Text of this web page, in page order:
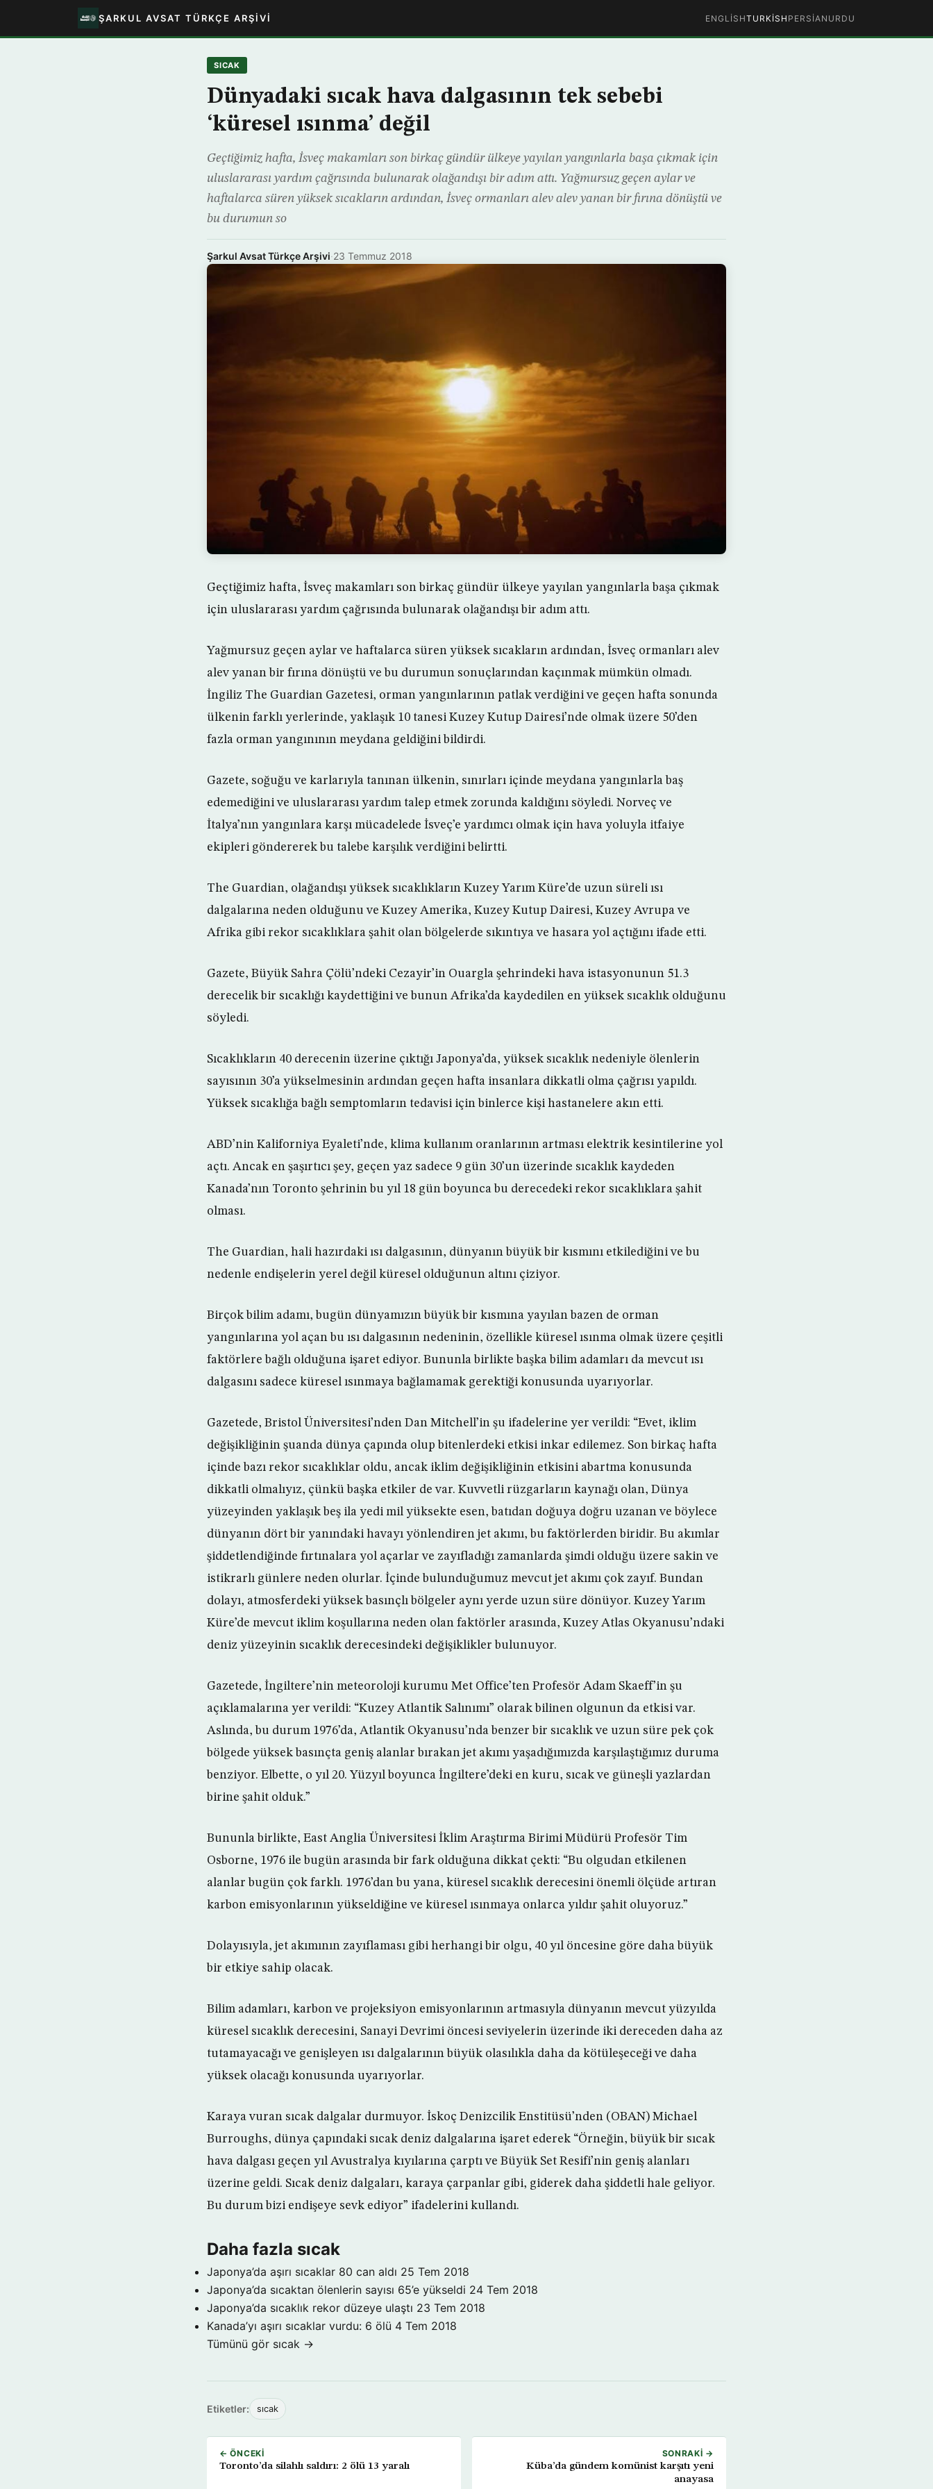
ŞARKUL AVSAT TÜRKÇE ARŞIVI ENGLISHTURKISH PERSIAN URDU
SICAK
Dünyadaki sıcak hava dalgasının tek sebebi
‘küresel ısınma’ değil
Geçtiğimiz hafta, İsveç makamları son birkaç gündür ülkeye yayılan yangınlarla başa çıkmak için
uluslararası yardım çağrısında bulunarak olağandışı bir adım attı. Yağmursuz geçen aylar ve
haftalarca süren yüksek sıcakların ardından, İsveç ormanları alev alev yanan bir fırına dönüştü ve
bu durumun so
Şarkul Avsat Türkçe Arşivi·23 Temmuz 2018
Geçtiğimiz hafta, İsveç makamları son birkaç gündür ülkeye yayılan yangınlarla başa çıkmak
için uluslararası yardım çağrısında bulunarak olağandışı bir adım attı.
Yağmursuz geçen aylar ve haftalarca süren yüksek sıcakların ardından, İsveç ormanları alev
alev yanan bir fırına dönüştü ve bu durumun sonuçlarından kaçınmak mümkün olmadı.
İngiliz The Guardian Gazetesi, orman yangınlarının patlak verdiğini ve geçen hafta sonunda
ülkenin farklı yerlerinde, yaklaşık 10 tanesi Kuzey Kutup Dairesi’nde olmak üzere 50’den
fazla orman yangınının meydana geldiğini bildirdi.
Gazete, soğuğu ve karlarıyla tanınan ülkenin, sınırları içinde meydana yangınlarla baş
edemediğini ve uluslararası yardım talep etmek zorunda kaldığını söyledi. Norveç ve
İtalya’nın yangınlara karşı mücadelede İsveç’e yardımcı olmak için hava yoluyla itfaiye
ekipleri göndererek bu talebe karşılık verdiğini belirtti.
The Guardian, olağandışı yüksek sıcaklıkların Kuzey Yarım Küre’de uzun süreli ısı
dalgalarına neden olduğunu ve Kuzey Amerika, Kuzey Kutup Dairesi, Kuzey Avrupa ve
Afrika gibi rekor sıcaklıklara şahit olan bölgelerde sıkıntıya ve hasara yol açtığını ifade etti.
Gazete, Büyük Sahra Çölü’ndeki Cezayir’in Ouargla şehrindeki hava istasyonunun 51.3
derecelik bir sıcaklığı kaydettiğini ve bunun Afrika’da kaydedilen en yüksek sıcaklık olduğunu
söyledi.
Sıcaklıkların 40 derecenin üzerine çıktığı Japonya’da, yüksek sıcaklık nedeniyle ölenlerin
sayısının 30’a yükselmesinin ardından geçen hafta insanlara dikkatli olma çağrısı yapıldı.
Yüksek sıcaklığa bağlı semptomların tedavisi için binlerce kişi hastanelere akın etti.
ABD’nin Kaliforniya Eyaleti’nde, klima kullanım oranlarının artması elektrik kesintilerine yol
açtı. Ancak en şaşırtıcı şey, geçen yaz sadece 9 gün 30’un üzerinde sıcaklık kaydeden
Kanada’nın Toronto şehrinin bu yıl 18 gün boyunca bu derecedeki rekor sıcaklıklara şahit
olması.
The Guardian, hali hazırdaki ısı dalgasının, dünyanın büyük bir kısmını etkilediğini ve bu
nedenle endişelerin yerel değil küresel olduğunun altını çiziyor.
Birçok bilim adamı, bugün dünyamızın büyük bir kısmına yayılan bazen de orman
yangınlarına yol açan bu ısı dalgasının nedeninin, özellikle küresel ısınma olmak üzere çeşitli
faktörlere bağlı olduğuna işaret ediyor. Bununla birlikte başka bilim adamları da mevcut ısı
dalgasını sadece küresel ısınmaya bağlamamak gerektiği konusunda uyarıyorlar.
Gazetede, Bristol Üniversitesi’nden Dan Mitchell’in şu ifadelerine yer verildi: “Evet, iklim
değişikliğinin şuanda dünya çapında olup bitenlerdeki etkisi inkar edilemez. Son birkaç hafta
içinde bazı rekor sıcaklıklar oldu, ancak iklim değişikliğinin etkisini abartma konusunda
dikkatli olmalıyız, çünkü başka etkiler de var. Kuvvetli rüzgarların kaynağı olan, Dünya
yüzeyinden yaklaşık beş ila yedi mil yüksekte esen, batıdan doğuya doğru uzanan ve böylece
dünyanın dört bir yanındaki havayı yönlendiren jet akımı, bu faktörlerden biridir. Bu akımlar
şiddetlendiğinde fırtınalara yol açarlar ve zayıfladığı zamanlarda şimdi olduğu üzere sakin ve
istikrarlı günlere neden olurlar. İçinde bulunduğumuz mevcut jet akımı çok zayıf. Bundan
dolayı, atmosferdeki yüksek basınçlı bölgeler aynı yerde uzun süre dönüyor. Kuzey Yarım
Küre’de mevcut iklim koşullarına neden olan faktörler arasında, Kuzey Atlas Okyanusu’ndaki
deniz yüzeyinin sıcaklık derecesindeki değişiklikler bulunuyor.
Gazetede, İngiltere’nin meteoroloji kurumu Met Office’ten Profesör Adam Skaeff’in şu
açıklamalarına yer verildi: “Kuzey Atlantik Salınımı” olarak bilinen olgunun da etkisi var.
Aslında, bu durum 1976’da, Atlantik Okyanusu’nda benzer bir sıcaklık ve uzun süre pek çok
bölgede yüksek basınçta geniş alanlar bırakan jet akımı yaşadığımızda karşılaştığımız duruma
benziyor. Elbette, o yıl 20. Yüzyıl boyunca İngiltere’deki en kuru, sıcak ve güneşli yazlardan
birine şahit olduk.”
Bununla birlikte, East Anglia Üniversitesi İklim Araştırma Birimi Müdürü Profesör Tim
Osborne, 1976 ile bugün arasında bir fark olduğuna dikkat çekti: “Bu olgudan etkilenen
alanlar bugün çok farklı. 1976’dan bu yana, küresel sıcaklık derecesini önemli ölçüde artıran
karbon emisyonlarının yükseldiğine ve küresel ısınmaya onlarca yıldır şahit oluyoruz.”
Dolayısıyla, jet akımının zayıflaması gibi herhangi bir olgu, 40 yıl öncesine göre daha büyük
bir etkiye sahip olacak.
Bilim adamları, karbon ve projeksiyon emisyonlarının artmasıyla dünyanın mevcut yüzyılda
küresel sıcaklık derecesini, Sanayi Devrimi öncesi seviyelerin üzerinde iki dereceden daha az
tutamayacağı ve genişleyen ısı dalgalarının büyük olasılıkla daha da kötüleşeceği ve daha
yüksek olacağı konusunda uyarıyorlar.
Karaya vuran sıcak dalgalar durmuyor. İskoç Denizcilik Enstitüsü’nden (OBAN) Michael
Burroughs, dünya çapındaki sıcak deniz dalgalarına işaret ederek “Örneğin, büyük bir sıcak
hava dalgası geçen yıl Avustralya kıyılarına çarptı ve Büyük Set Resifi’nin geniş alanları
üzerine geldi. Sıcak deniz dalgaları, karaya çarpanlar gibi, giderek daha şiddetli hale geliyor.
Bu durum bizi endişeye sevk ediyor” ifadelerini kullandı.
Daha fazla sıcak
Japonya’da aşırı sıcaklar 80 can aldı 25 Tem 2018
Japonya’da sıcaktan ölenlerin sayısı 65’e yükseldi 24 Tem 2018
Japonya’da sıcaklık rekor düzeye ulaştı 23 Tem 2018
Kanada’yı aşırı sıcaklar vurdu: 6 ölü 4 Tem 2018
Tümünü gör sıcak →
Etiketler: sıcak
← ÖNCEKI
Toronto’da silahlı saldırı: 2 ölü 13 yaralı
SONRAKI →
Küba’da gündem komünist karşıtı yeni
anayasa